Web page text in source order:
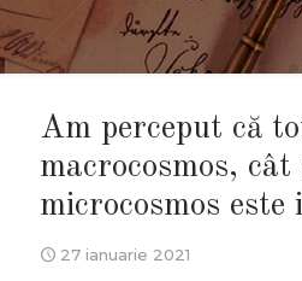
Am perceput că
macrocosmos,
microcosmos este
27 ianuarie 2021